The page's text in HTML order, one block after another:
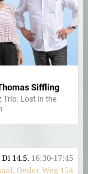
Siffling
Trio: Lost in the
Oeder Weg 154
Di 14.5. 16:30-17:45